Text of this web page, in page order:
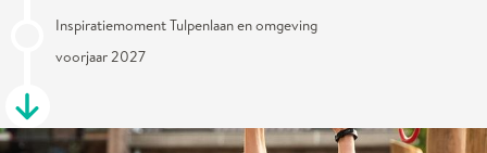
Inspiratiemoment Tulpenlaan en omgeving
voorjaar 2027